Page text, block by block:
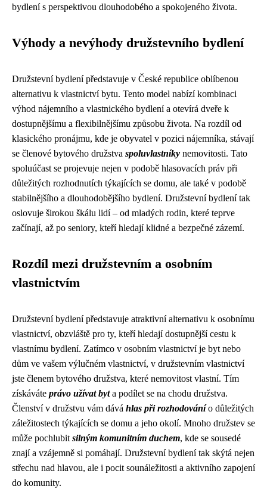
bydlení s perspektivou dlouhodobého a spokojeného života.
Výhody a nevýhody družstevního bydlení
Družstevní bydlení představuje v České republice oblíbenou
alternativu k vlastnictví bytu. Tento model nabízí kombinaci
výhod nájemního a vlastnického bydlení a otevírá dveře k
dostupnějšímu a flexibilnějšímu způsobu života. Na rozdíl od
klasického pronájmu, kde je obyvatel v pozici nájemníka, stávají
se členové bytového družstva spoluvlastníky nemovitosti. Tato
spoluúčast se projevuje nejen v podobě hlasovacích práv při
důležitých rozhodnutích týkajících se domu, ale také v podobě
stabilnějšího a dlouhodobějšího bydlení. Družstevní bydlení tak
oslovuje širokou škálu lidí – od mladých rodin, které teprve
začínají, až po seniory, kteří hledají klidné a bezpečné zázemí.
Rozdíl mezi družstevním a osobním
vlastnictvím
Družstevní bydlení představuje atraktivní alternativu k osobnímu
vlastnictví, obzvláště pro ty, kteří hledají dostupnější cestu k
vlastnímu bydlení. Zatímco v osobním vlastnictví je byt nebo
dům ve vašem výlučném vlastnictví, v družstevním vlastnictví
jste členem bytového družstva, které nemovitost vlastní. Tím
získáváte právo užívat byta podílet se na chodu družstva.
Členství v družstvu vám dává hlas při rozhodovánío důležitých
záležitostech týkajících se domu a jeho okolí. Mnoho družstev se
může pochlubit silným komunitním duchem, kde se sousedé
znají a vzájemně si pomáhají. Družstevní bydlení tak skýtá nejen
střechu nad hlavou, ale i pocit sounáležitosti a aktivního zapojení
do komunity.